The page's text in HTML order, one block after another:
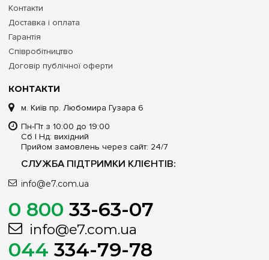
КОНТАКТИ
м. Київ пр. Любомира Гузара 6
Пн-Пт з 10:00 до 19:00
Сб | Нд: вихідний
Прийом замовлень через сайт: 24/7
СЛУЖБА ПІДТРИМКИ КЛІЄНТІВ:
info@e7.com.ua
0 800 33-63-07
info@e7.com.ua
044 334-79-78
Контакти
Доставка і оплата
Гарантія
Співробітництво
Договір публічної оферти